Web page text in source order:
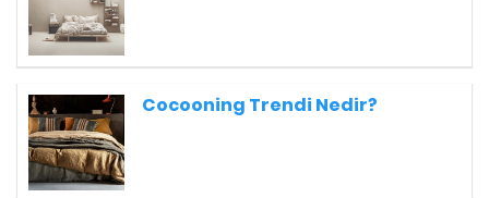
Cocooning Trendi Nedir?